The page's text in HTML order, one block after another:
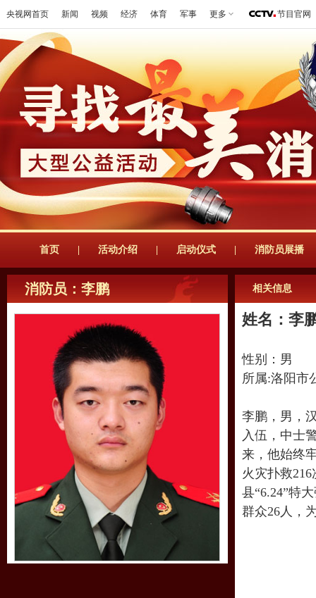
央视网首页 新闻 视频 经济 体育 军事 更多 节目官网
首页 活动介绍 启动仪式 消防员展播
消防员：李鹏 相关信息
姓名：李
性别：男
所属:洛阳市
李鹏，男，
入伍，中士
来，他始终
火灾扑救
县“6.24”特
群众26人，